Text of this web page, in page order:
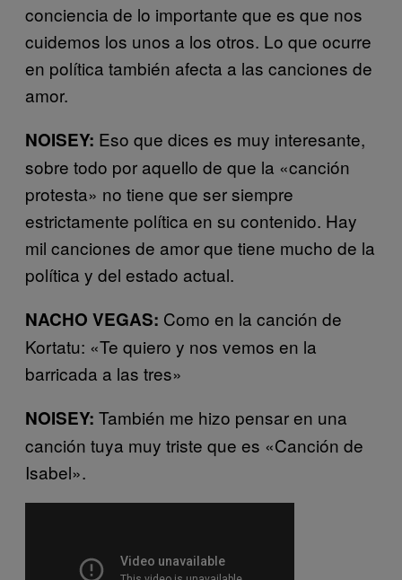
conciencia de lo importante que es que nos
cuidemos los unos a los otros. Lo que ocurre
en política también afecta a las canciones de
amor.
NOISEY: Eso que dices es muy interesante,
sobre todo por aquello de que la «canción
protesta» no tiene que ser siempre
estrictamente política en su contenido. Hay
mil canciones de amor que tiene mucho de la
política y del estado actual.
NACHO VEGAS: Como en la canción de
Kortatu: «Te quiero y nos vemos en la
barricada a las tres»
NOISEY: También me hizo pensar en una
canción tuya muy triste que es «Canción de
Isabel».